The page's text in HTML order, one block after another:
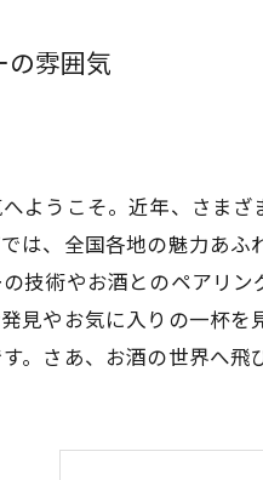
の雰囲気
ようこそ。近年、さま
は、全国各地の魅力あ
技術やお酒とのペアリ
見やお気に入りの一杯
。さあ、お酒の世界へ飛